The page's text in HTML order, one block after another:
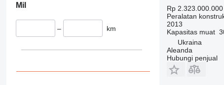
430
432
Mil
– km
Rp 2.323.000.000
Peralatan
2013
Kapasitas muat
Ukraina
Aleanda
Hubungi penjual